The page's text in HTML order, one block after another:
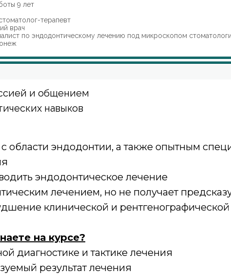
9 лет
терапевт
врач
по эндодонтическому лечению под микроскопом
и общением
навыков
эндодонтии, а также опытным
эндодонтическое лечение
лечением, но не получает
клинической и
на курсе?
диагностике и тактике лечения
результат лечения